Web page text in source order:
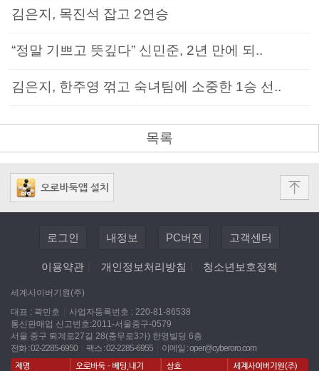
김은지, 목진석 잡고 2연승
“정말 기쁘고 뜻깊다” 신민준, 2년 만에 되..
김은지, 한주영 꺾고 숙녀팀에 소중한 1승 선..
목록
로그인 내정보 PC버전 고객센터
이용약관 개인정보처리방침 청소년보호정책
세계사이버기원(주)
대표 : 곽민호
사업자등록번호 : 220-81-86538
통신판매업 신고번호:2011-서울중구-0579
서울 중구 퇴계로27길 28(충무로3가) 한영빌딩 6층
전화 : 02-2285-6950
팩스 : 02-2285-6955 이메일 :oper@cyberoro.com